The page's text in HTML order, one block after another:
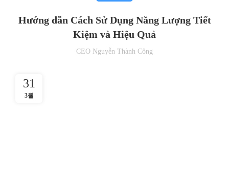
Hướng dẫn Cách Sử Dụng Năng Lượng Tiết
Kiệm và Hiệu Quả
CEO Nguyễn Thành Công
31
3월